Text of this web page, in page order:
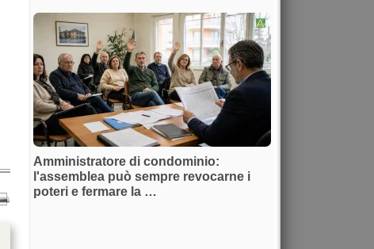
Amministratore di condominio:
l'assemblea può sempre revocarne i
poteri e fermare la …